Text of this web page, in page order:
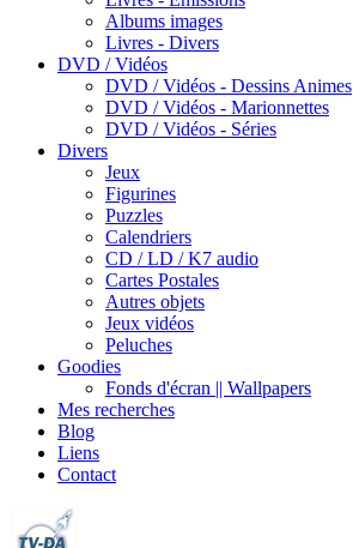
Albums images
Livres - Divers
DVD / Vidéos
DVD / Vidéos - Dessins Animes
DVD / Vidéos - Marionnettes
DVD / Vidéos - Séries
Divers
Jeux
Figurines
Puzzles
Calendriers
CD / LD / K7 audio
Cartes Postales
Autres objets
Jeux vidéos
Peluches
Goodies
Fonds d'écran || Wallpapers
Mes recherches
Blog
Liens
Contact